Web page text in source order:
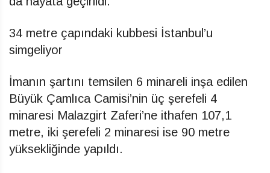
34 metre çapındaki kubbesi İstanbul’u
simgeliyor
İmanın şartını temsilen 6 minareli inşa edilen
Büyük Çamlıca Camisi’nin üç şerefeli 4
minaresi Malazgirt Zaferi’ne ithafen 107,1
metre, iki şerefeli 2 minaresi ise 90 metre
yüksekliğinde yapıldı.